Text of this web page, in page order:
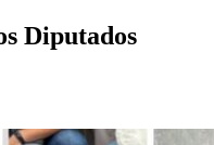
Diputados